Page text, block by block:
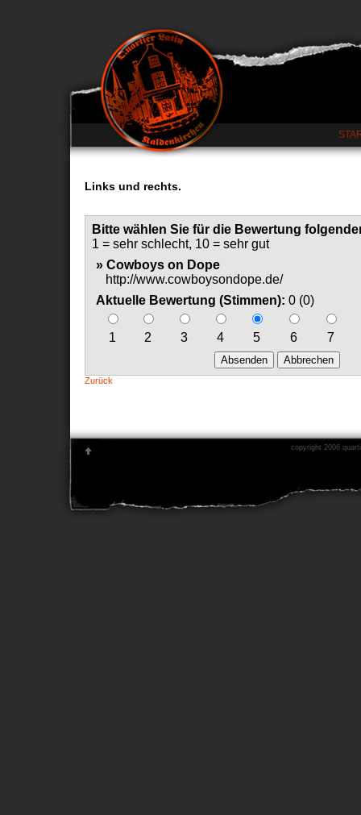
Links und rechts.
Bitte wählen Sie für die Bewertung
1 = sehr schlecht, 10 = sehr gut
» Cowboys on Dope
http://www.cowboysondope.de/
Aktuelle Bewertung (Stimmen): 0 (0)
1 2 3 4 5 6 7
Zurück
copyright 2006